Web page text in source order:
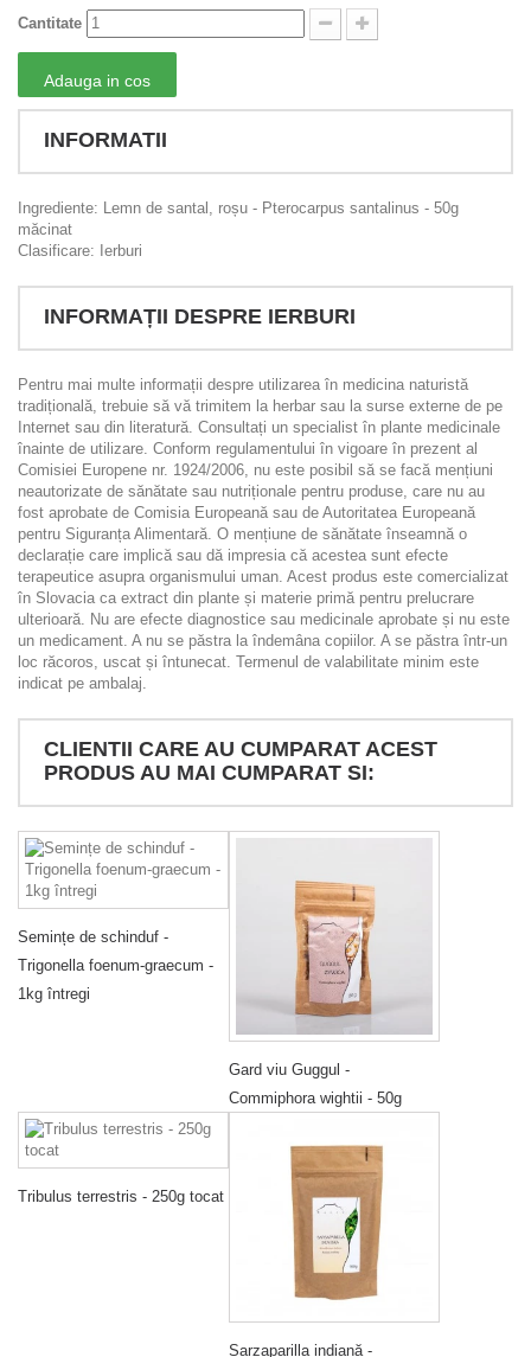
Cantitate
Adauga in cos
INFORMATII
Ingrediente: Lemn de santal, roșu - Pterocarpus santalinus - 50g
măcinat
Clasificare: Ierburi
INFORMAȚII DESPRE IERBURI
Pentru mai multe informații despre utilizarea în medicina naturistă
tradițională, trebuie să vă trimitem la herbar sau la surse externe de pe
Internet sau din literatură. Consultați un specialist în plante medicinale
înainte de utilizare. Conform regulamentului în vigoare în prezent al
Comisiei Europene nr. 1924/2006, nu este posibil să se facă mențiuni
neautorizate de sănătate sau nutriționale pentru produse, care nu au
fost aprobate de Comisia Europeană sau de Autoritatea Europeană
pentru Siguranța Alimentară. O mențiune de sănătate înseamnă o
declarație care implică sau dă impresia că acestea sunt efecte
terapeutice asupra organismului uman. Acest produs este comercializat
în Slovacia ca extract din plante și materie primă pentru prelucrare
ulterioară. Nu are efecte diagnostice sau medicinale aprobate și nu este
un medicament. A nu se păstra la îndemâna copiilor. A se păstra într-un
loc răcoros, uscat și întunecat. Termenul de valabilitate minim este
indicat pe ambalaj.
CLIENTII CARE AU CUMPARAT ACEST
PRODUS AU MAI CUMPARAT SI:
Semințe de schinduf -
Trigonella foenum-graecum -
1kg întregi
Gard viu Guggul -
Commiphora wightii - 50g
Tribulus terrestris - 250g tocat
Sarzaparilla indiană -